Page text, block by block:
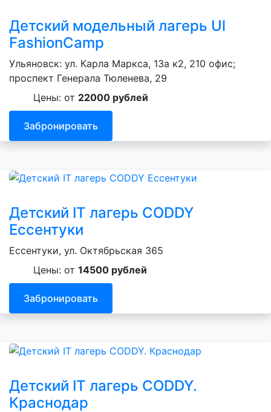
Детский модельный лагерь Ul
FashionCamp
Ульяновск: ул. Карла Маркса, 13а к2, 210 офис;
проспект Генерала Тюленева, 29
Цены: от 22000 рублей
Забронировать
Детский IT лагерь CODDY
Ессентуки
Ессентуки, ул. Октябрьская 365
Цены: от 14500 рублей
Забронировать
Детский IT лагерь CODDY.
Краснодар